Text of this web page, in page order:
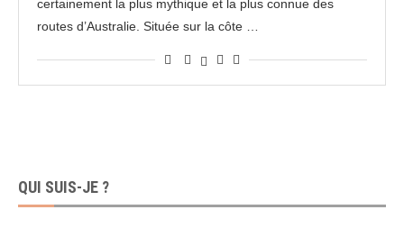
certainement la plus mythique et la plus connue des
routes d’Australie. Située sur la côte …
QUI SUIS-JE ?